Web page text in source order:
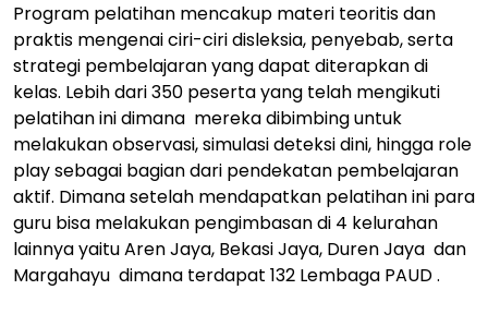
Program pelatihan mencakup materi teoritis dan
praktis mengenai ciri-ciri disleksia, penyebab, serta
strategi pembelajaran yang dapat diterapkan di
kelas. Lebih dari 350 peserta yang telah mengikuti
pelatihan ini dimana mereka dibimbing untuk
melakukan observasi, simulasi deteksi dini, hingga role
play sebagai bagian dari pendekatan pembelajaran
aktif. Dimana setelah mendapatkan pelatihan ini para
guru bisa melakukan pengimbasan di 4 kelurahan
lainnya yaitu Aren Jaya, Bekasi Jaya, Duren Jaya dan
Margahayu dimana terdapat 132 Lembaga PAUD .